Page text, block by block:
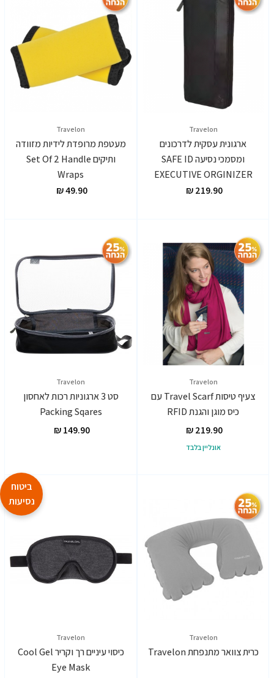
ביטוח
נסיעות
Travelon
ארגונית עסקית לדרכונים
ומסמכי נסיעה SAFE ID
EXECUTIVE ORGINIZER
Travelon
מעטפת מרופדת לידיות מזוודה
ותיקים Set Of 2 Handle
Wraps
Travelon
צעיף טיסות Travel Scarf עם
כיס מוגן והגנת RFID
אונליין בלבד
Travelon
סט 3 ארגוניות רכות לאחסון
Packing Sqares
Travelon
כרית צוואר מתנפחת Travelon
Travelon
כיסוי עיניים רך וקריר Cool Gel
Eye Mask